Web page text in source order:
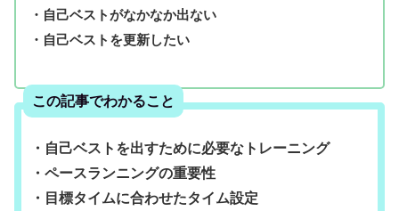
・自己ベストがなかなか出ない
・自己ベストを更新したい
この記事でわかること
・自己ベストを出すために必要なトレーニング
・ペースランニングの重要性
・目標タイムに合わせたタイム設定